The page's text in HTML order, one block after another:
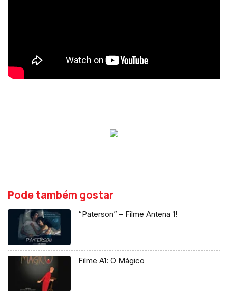
Pode também gostar
“Paterson” – Filme Antena 1!
Filme A1: O Mágico